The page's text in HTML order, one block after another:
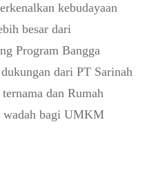
kebudayaan
besar dari
Program Bangga
dari PT Sarinah
dan Rumah
bagi UMKM